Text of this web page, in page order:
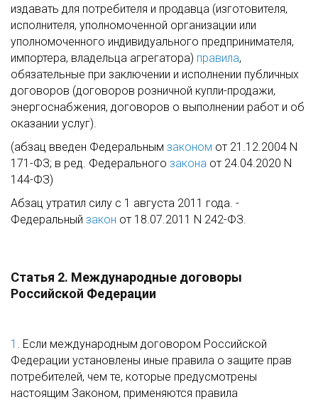
издавать для потребителя и продавца (изготовителя,
исполнителя, уполномоченной организации или
уполномоченного индивидуального предпринимателя,
импортера, владельца агрегатора) правила,
обязательные при заключении и исполнении публичных
договоров (договоров розничной купли-продажи,
энергоснабжения, договоров о выполнении работ и об
оказании услуг).
(абзац введен Федеральным законом от 21.12.2004 N
171-ФЗ; в ред. Федерального закона от 24.04.2020 N
144-ФЗ)
Абзац утратил силу с 1 августа 2011 года. -
Федеральный закон от 18.07.2011 N 242-ФЗ.
Статья 2. Международные договоры
Российской Федерации
1 . Если международным договором Российской
Федерации установлены иные правила о защите прав
потребителей, чем те, которые предусмотрены
настоящим Законом, применяются правила